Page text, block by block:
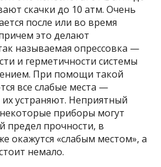
скачки до 10 атм. Очень
после или во время
это делают
называемая опрессовка —
и герметичности системы
При помощи такой
все слабые места —
устраняют. Неприятный
приборы могут
предел прочности, в
окажутся «слабым местом», а
немало.